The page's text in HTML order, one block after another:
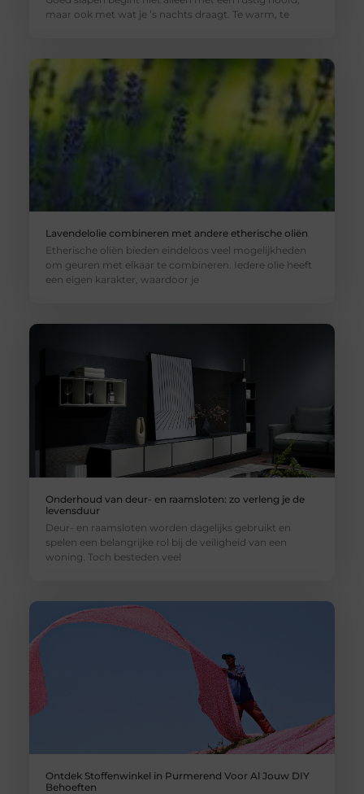
maar ook met wat je ’s nachts draagt. Te warm, te
Lavendelolie combineren met andere etherische oliën
Etherische oliën bieden eindeloos veel mogelijkheden
om geuren met elkaar te combineren. Iedere olie heeft
een eigen karakter, waardoor je
Onderhoud van deur- en raamsloten: zo verleng je de
levensduur
Deur- en raamsloten worden dagelijks gebruikt en
spelen een belangrijke rol bij de veiligheid van een
woning. Toch besteden veel
Ontdek Stoffenwinkel in Purmerend Voor Al Jouw DIY
Behoeften